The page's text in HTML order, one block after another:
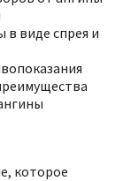
в виде спрея и
которое